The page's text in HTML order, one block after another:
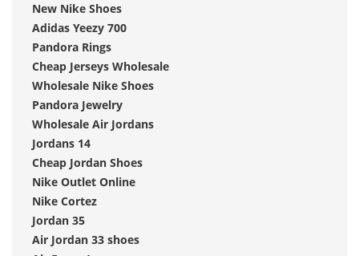
New Nike Shoes
Adidas Yeezy 700
Pandora Rings
Cheap Jerseys Wholesale
Wholesale Nike Shoes
Pandora Jewelry
Wholesale Air Jordans
Jordans 14
Cheap Jordan Shoes
Nike Outlet Online
Nike Cortez
Jordan 35
Air Jordan 33 shoes